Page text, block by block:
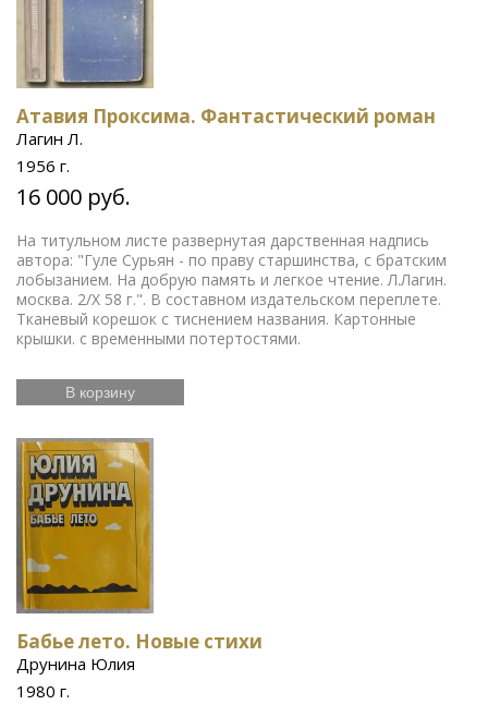
Атавия Проксима. Фантастический роман
Лагин Л.
1956 г.
16 000 руб.
На титульном листе развернутая дарственная надпись
автора: "Гуле Сурьян - по праву старшинства, с братским
лобызанием. На добрую память и легкое чтение. Л.Лагин.
москва. 2/X 58 г.". В составном издательском переплете.
Тканевый корешок с тиснением названия. Картонные
крышки. с временными потертостями.
В корзину
Бабье лето. Новые стихи
Друнина Юлия
1980 г.